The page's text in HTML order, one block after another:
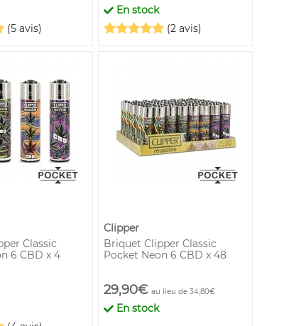
(5 avis)
En stock
(2 avis)
Classic
6 CBD x 4
Clipper
Briquet Clipper Classic
Pocket Neon 6 CBD x 48
29,90€ au lieu de 34,80€
En stock